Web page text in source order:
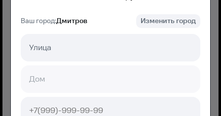
850₽/мес с
Ваш город:Дмитров Изменить город